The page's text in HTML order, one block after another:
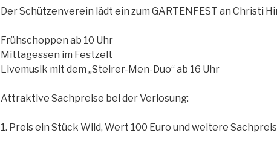
Der Schützenverein lädt ein zum GARTENFEST an Christi
Frühschoppen ab 10 Uhr
Mittagessen im Festzelt
Livemusik mit dem „Steirer-Men-Duo“ ab 16 Uhr
Attraktive Sachpreise bei der Verlosung:
1. Preis ein Stück Wild, Wert 100 Euro und weitere